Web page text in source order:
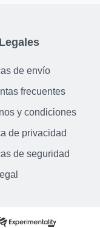
de envío
frecuentes
y condiciones
de privacidad
de seguridad